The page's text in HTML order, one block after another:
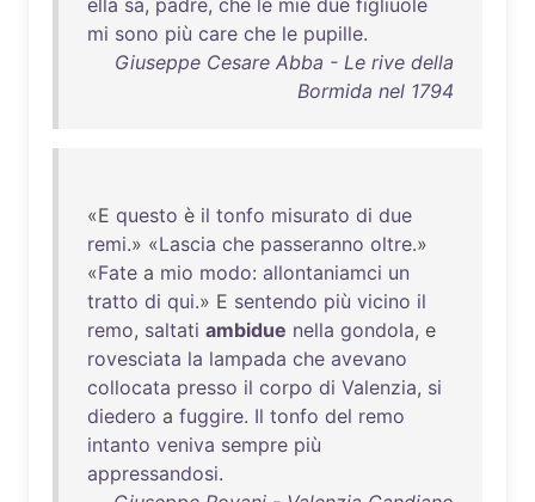
ella sa, padre, che le mie due figliuole
mi sono più care che le pupille.
Giuseppe Cesare Abba - Le rive della
Bormida nel 1794
«E questo è il tonfo misurato di due
remi.» «Lascia che passeranno oltre.»
«Fate a mio modo: allontaniamci un
tratto di qui.» E sentendo più vicino il
remo, saltati ambidue nella gondola, e
rovesciata la lampada che avevano
collocata presso il corpo di Valenzia, si
diedero a fuggire. Il tonfo del remo
intanto veniva sempre più
appressandosi.